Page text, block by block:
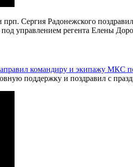
Сергия Радонежского
управлением регента Елены
командиру и экипажу МКС
поддержку и поздравил с